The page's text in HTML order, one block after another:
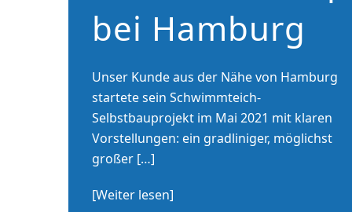
bei Hamburg
Unser Kunde aus der Nähe von Hamburg
startete sein Schwimmteich-
Selbstbauprojekt im Mai 2021 mit klaren
Vorstellungen: ein gradliniger, möglichst
großer […]
[Weiter lesen]